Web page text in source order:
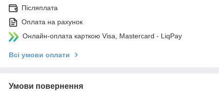
Післяплата
Оплата на рахунок
Онлайн-оплата карткою Visa, Mastercard - LiqPay
Всі умови оплати
Умови повернення